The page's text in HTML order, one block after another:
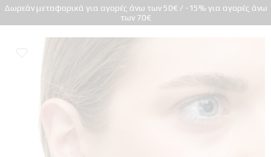
Δωρεάν μεταφορικά για αγορές άνω των 50€ / -15% για αγορές άνω
των 70€